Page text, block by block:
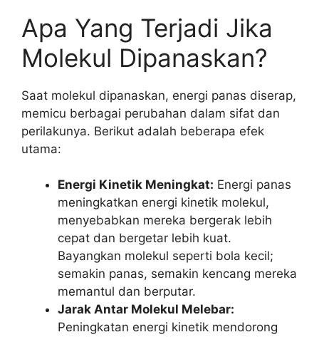
Apa Yang Terjadi Jika
Molekul Dipanaskan?
Saat molekul dipanaskan, energi panas diserap,
memicu berbagai perubahan dalam sifat dan
perilakunya. Berikut adalah beberapa efek
utama:
Energi Kinetik Meningkat: Energi panas
meningkatkan energi kinetik molekul,
menyebabkan mereka bergerak lebih
cepat dan bergetar lebih kuat.
Bayangkan molekul seperti bola kecil;
semakin panas, semakin kencang mereka
memantul dan berputar.
Jarak Antar Molekul Melebar:
Peningkatan energi kinetik mendorong